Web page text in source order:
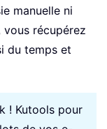
manuelle ni
vous récupérez
du temps et
! Kutools pour